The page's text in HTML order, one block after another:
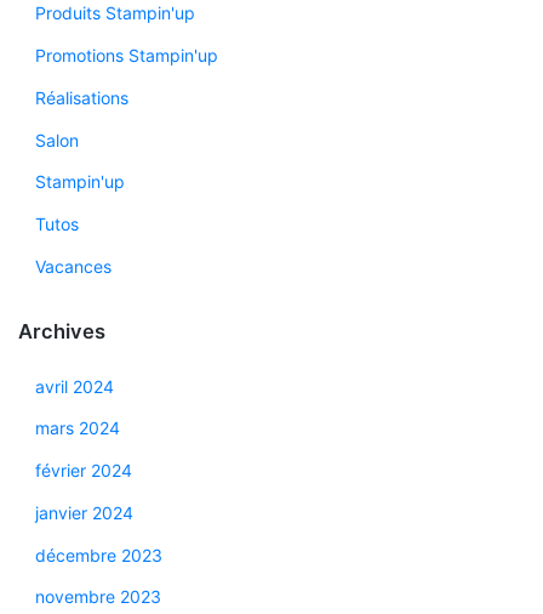
Produits Stampin'up
Promotions Stampin'up
Réalisations
Salon
Stampin'up
Tutos
Vacances
Archives
avril 2024
mars 2024
février 2024
janvier 2024
décembre 2023
novembre 2023